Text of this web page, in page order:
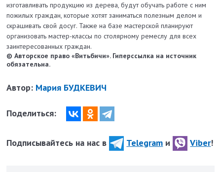
изготавливать продукцию из дерева, будут обучать работе с ним
пожилых граждан, которые хотят заниматься полезным делом и
скрашивать свой досуг. Также на базе мастерской планируют
организовать мастер-классы по столярному ремеслу для всех
заинтересованных граждан.
© Авторское право «Витьбичи». Гиперссылка на источник
обязательна.
Автор: Мария БУДКЕВИЧ
Поделиться:
Подписывайтесь на нас в Telegram и Viber!